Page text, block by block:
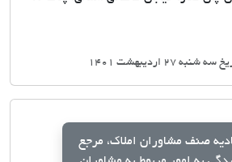
27 اردیبهشت 1401
صنف مشاوران املاک، مرجع